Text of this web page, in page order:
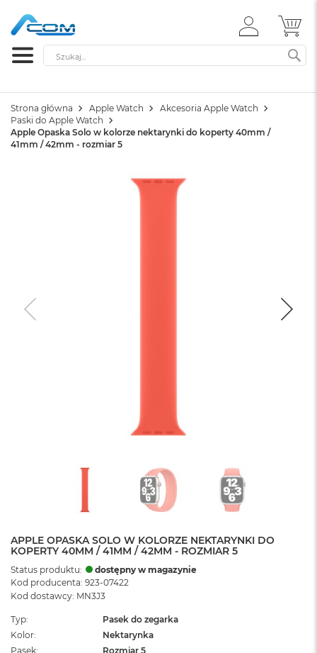
ZALOGUJ
SIĘ
Szukaj
Strona główna Apple Watch
Akcesoria Apple Watch
Paski do Apple Watch
Apple Opaska Solo w kolorze nektarynki do koperty 40mm /
41mm / 42mm - rozmiar 5
APPLE OPASKA SOLO W KOLORZE NEKTARYNKI DO
KOPERTY 40MM / 41MM / 42MM - ROZMIAR 5
Status produktu:
dostępny w magazynie
Kod producenta: 923-07422
Kod dostawcy: MN3J3
Typ
Pasek do zegarka
Kolor
Nektarynka
Pasek
Rozmiar 5